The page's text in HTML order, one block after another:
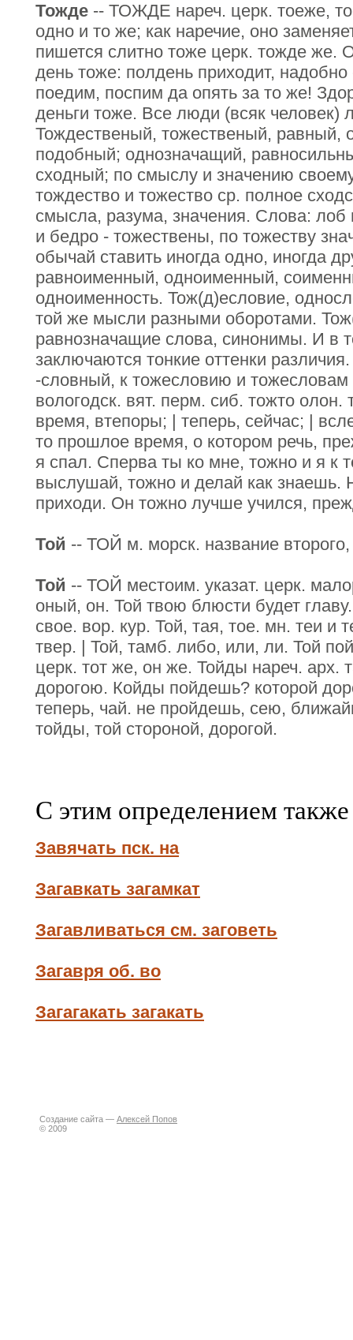
Тожде -- ТОЖДЕ нареч. церк. тоеже,
одно и то же; как наречие, оно
пишется слитно тоже церк. тожде же.
день тоже: полдень приходит,
поедим, поспим да опять за то же!
деньги тоже. Все люди (всяк человек)
Тождественый, тожественый, равный,
подобный; однозначащий,
сходный; по смыслу и значению
тождество и тожество ср. полное
смысла, разума, значения. Слова:
и бедро - тожествены, по тожеству
обычай ставить иногда одно, иногда
равноименный, одноименный,
одноименность. Тож(д)есловие,
той же мысли разными оборотами.
равнозначащие слова, синонимы. И в
заключаются тонкие оттенки
-словный, к тожесловию и
вологодск. вят. перм. сиб. тожто олон.
время, втепоры; | теперь, сейчас; |
то прошлое время, о котором речь,
я спал. Сперва ты ко мне, тожно и я к
выслушай, тожно и делай как знаешь.
приходи. Он тожно лучше учился,
Той -- ТОЙ м. морск. название
Той -- ТОЙ местоим. указат. церк.
оный, он. Той твою блюсти будет
свое. вор. кур. Той, тая, тое. мн. теи и
твер. | Той, тамб. либо, или, ли. Той
церк. тот же, он же. Тойды нареч. арх.
дорогою. Койды пойдешь? которой
теперь, чай. не пройдешь, сею,
тойды, той стороной, дорогой.
С этим определением
Завячать пск. на
Загавкать загамкат
Загавливаться см. заговеть
Загавря об. во
Загагакать загакать
Создание сайта — Алексей Попов
© 2009